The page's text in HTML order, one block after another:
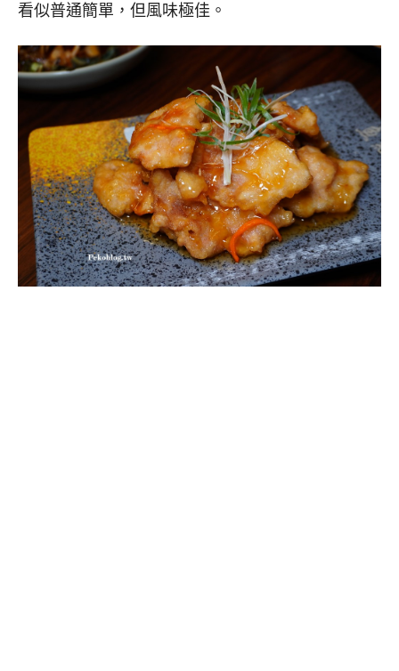
看似普通簡單，但風味極佳。